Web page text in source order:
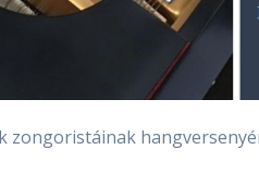
zongoristáinak